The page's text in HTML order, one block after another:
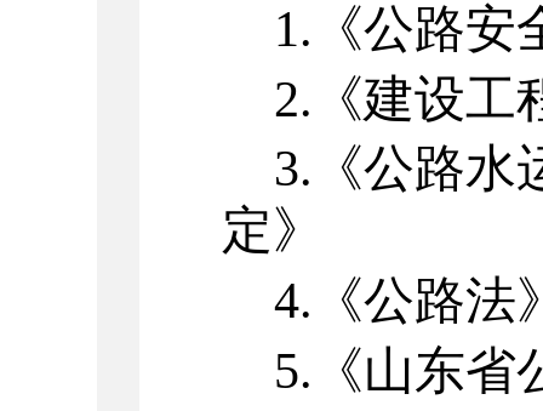
1. 《公路
2. 《建设
3. 《公路
定》
4. 《公路法
5. 《山东